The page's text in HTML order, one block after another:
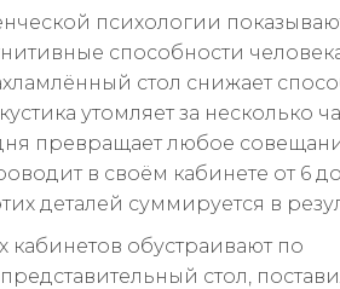
психологии
способности
стол снижает
утомляет за несколько
превращает любое
в своём кабинете от 6
деталей суммируется в
обустраивают по
стол,